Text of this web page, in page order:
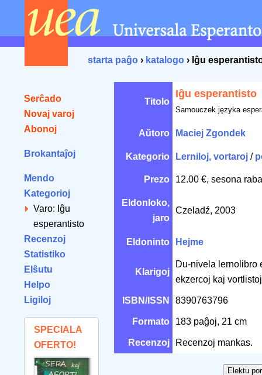
starta paĝo › katalogo › Iĝu
Serĉado
Novaj varoj
Abonoj
Brokantaĵoj
Mendo
Kategorioj
Varo: Iĝu
esperantisto
Recenzoj
Statistiko
Elŝutu
Helpo
Ligiloj
SPECIALA
OFERTO!
Titolo
Iĝu esperantisto
Samouczek języka
Aŭtoro Maciej Zgondek
Kategorio Lerniloj, vortaroj /
Prezo 12.00 €, sesona
Eldonloko,
jaro
Czeladź, 2003
Eldoninto Hejme
Klarigoj
Du-nivela lernolibro
ekzercoj kaj
ISBN/ISSN 8390763796
Formato 183 paĝoj, 21 cm
Recenzoj Recenzoj mankas.